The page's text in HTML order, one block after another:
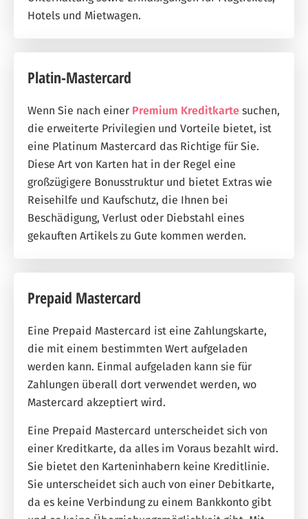
Hotels und Mietwagen.
Platin-Mastercard
Wenn Sie nach einer Premium Kreditkarte suchen,
die erweiterte Privilegien und Vorteile bietet, ist
eine Platinum Mastercard das Richtige für Sie.
Diese Art von Karten hat in der Regel eine
großzügigere Bonusstruktur und bietet Extras wie
Reisehilfe und Kaufschutz, die Ihnen bei
Beschädigung, Verlust oder Diebstahl eines
gekauften Artikels zu Gute kommen werden.
Prepaid Mastercard
Eine Prepaid Mastercard ist eine Zahlungskarte,
die mit einem bestimmten Wert aufgeladen
werden kann. Einmal aufgeladen kann sie für
Zahlungen überall dort verwendet werden, wo
Mastercard akzeptiert wird.
Eine Prepaid Mastercard unterscheidet sich von
einer Kreditkarte, da alles im Voraus bezahlt wird.
Sie bietet den Karteninhabern keine Kreditlinie.
Sie unterscheidet sich auch von einer Debitkarte,
da es keine Verbindung zu einem Bankkonto gibt